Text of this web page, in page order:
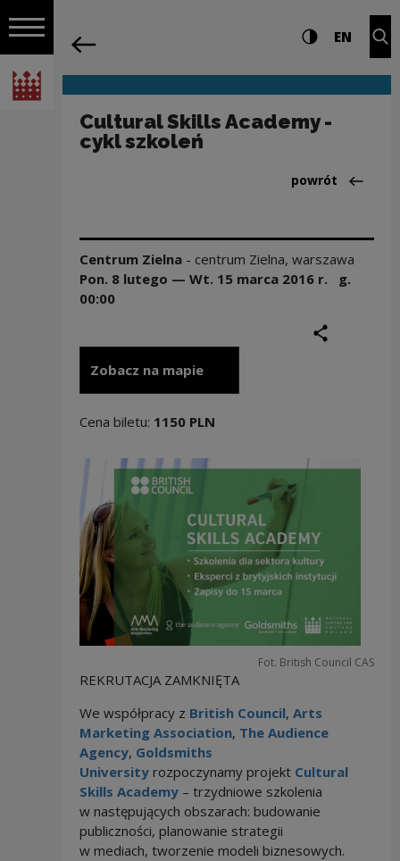
Włącz nawigację
Narodowe Centrum Kultury
Nawigacja Ustawienia i Wysoki
EN
Cultural Skills Academy -
cykl szkoleń
Powrót
powrót
Centrum Zielna - centrum Zielna, warszawa
Pon. 8 lutego — Wt. 15 marca 2016r. g.
00:00
Zobacz na mapie
Cena biletu: 1150 PLN
Fot. British Council CAS
REKRUTACJA ZAMKNIĘTA
We współpracy z British Council, Arts
Marketing Association, The Audience
Agency, Goldsmiths
Universityrozpoczynamy projekt Cultural
Skills Academy– trzydniowe szkolenia
w następujących obszarach: budowanie
publiczności, planowanie strategii
w mediach, tworzenie modeli biznesowych.